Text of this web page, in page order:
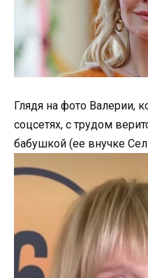
Глядя на фото Валерии,
соцсетях, с трудом
бабушкой (ее внучке